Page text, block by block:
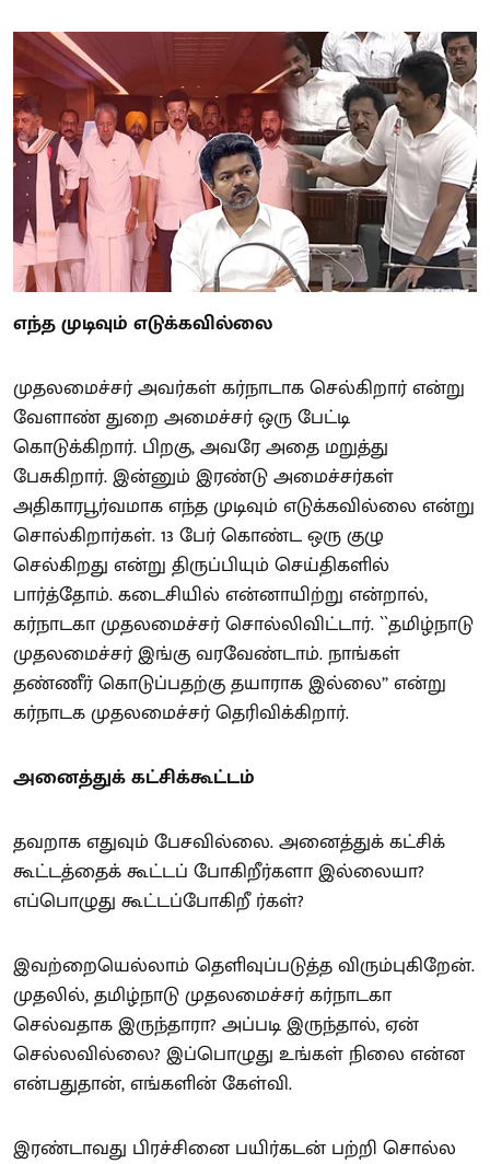
எந்த முடிவும் எடுக்கவில்லை
முதலமைச்சர் அவர்கள் கர்நாடாக செல்கிறார் என்று
வேளாண் துறை அமைச்சர் ஒரு பேட்டி
கொடுக்கிறார். பிறகு, அவரே அதை மறுத்து
பேசுகிறார். இன்னும் இரண்டு அமைச்சர்கள்
அதிகாரபூர்வமாக எந்த முடிவும் எடுக்கவில்லை என்று
சொல்கிறார்கள். 13 பேர் கொண்ட ஒரு குழு
செல்கிறது என்று திருப்பியும் செய்திகளில்
பார்த்தோம். கடைசியில் என்னாயிற்று என்றால்,
கர்நாடகா முதலமைச்சர் சொல்லிவிட்டார். ``தமிழ்நாடு
முதலமைச்சர் இங்கு வரவேண்டாம். நாங்கள்
தண்ணீர் கொடுப்பதற்கு தயாராக இல்லை’’ என்று
கர்நாடக முதலமைச்சர் தெரிவிக்கிறார்.
அனைத்துக் கட்சிக்கூட்டம்
தவறாக எதுவும் பேசவில்லை. அனைத்துக் கட்சிக்
கூட்டத்தைக் கூட்டப் போகிறீர்களா இல்லையா?
எப்பொழுது கூட்டப்போகிறீ ர்கள்?
இவற்றையெல்லாம் தெளிவுப்படுத்த விரும்புகிறேன்.
முதலில், தமிழ்நாடு முதலமைச்சர் கர்நாடகா
செல்வதாக இருந்தாரா? அப்படி இருந்தால், ஏன்
செல்லவில்லை? இப்பொழுது உங்கள் நிலை என்ன
என்பதுதான், எங்களின் கேள்வி.
இரண்டாவது பிரச்சினை பயிர்கடன் பற்றி சொல்ல